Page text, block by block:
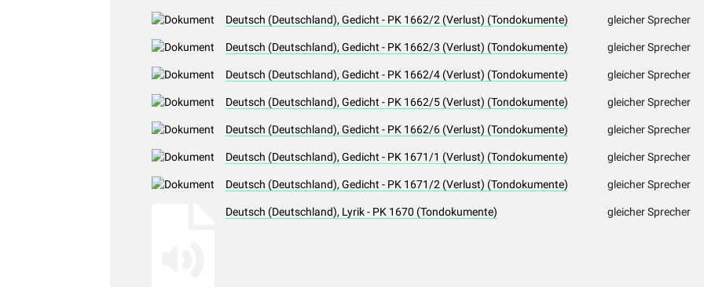
Deutsch (Deutschland), Gedicht - PK 1662/2 (Verlust) (Tondokumente) gleicher Sprecher
Deutsch (Deutschland), Gedicht - PK 1662/3 (Verlust) (Tondokumente) gleicher Sprecher
Deutsch (Deutschland), Gedicht - PK 1662/4 (Verlust) (Tondokumente) gleicher Sprecher
Deutsch (Deutschland), Gedicht - PK 1662/5 (Verlust) (Tondokumente) gleicher Sprecher
Deutsch (Deutschland), Gedicht - PK 1662/6 (Verlust) (Tondokumente) gleicher Sprecher
Deutsch (Deutschland), Gedicht - PK 1671/1 (Verlust) (Tondokumente) gleicher Sprecher
Deutsch (Deutschland), Gedicht - PK 1671/2 (Verlust) (Tondokumente) gleicher Sprecher
Deutsch (Deutschland), Lyrik - PK 1670 (Tondokumente) gleicher Sprecher